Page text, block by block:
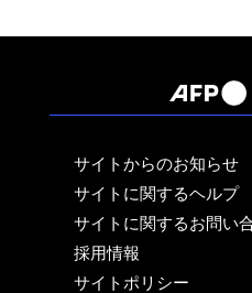
サイトからのお知らせ
サイトに関するヘルプ
サイトに関するお問い
採用情報
サイトポリシー